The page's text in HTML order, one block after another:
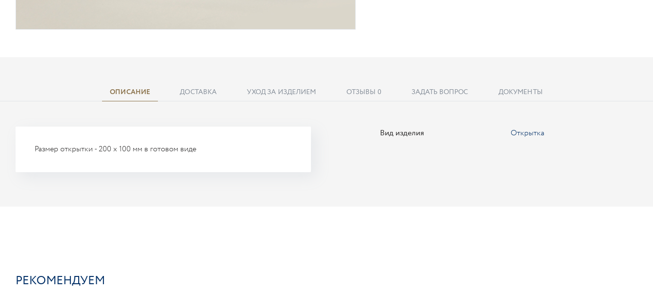
ОПИСАНИЕ ДОСТАВКА УХОД ЗА ИЗДЕЛИЕМ ОТЗЫВЫ 0 ЗАДАТЬ ВОПРОС ДОКУМЕНТЫ
Размер открытки - 200 х 100 мм в готовом виде
Вид изделия Открытка
РЕКОМЕНДУЕМ